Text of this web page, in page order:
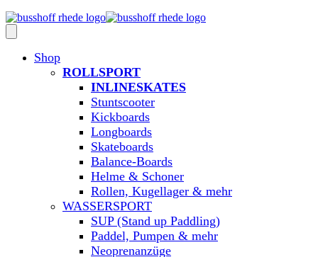
Shop
ROLLSPORT
INLINESKATES
Stuntscooter
Kickboards
Longboards
Skateboards
Balance-Boards
Helme & Schoner
Rollen, Kugellager & mehr
WASSERSPORT
SUP (Stand up Paddling)
Paddel, Pumpen & mehr
Neoprenanzüge